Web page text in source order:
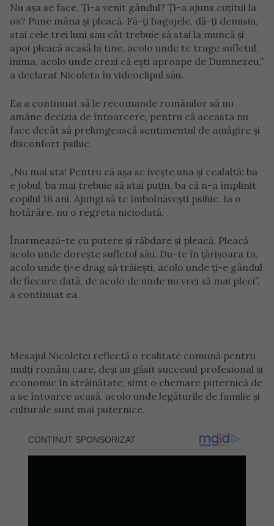
Nu așa se face. Ți-a venit gândul? Ți-a ajuns cuțitul la
os? Pune mâna și pleacă. Fă-ți bagajele, dă-ți demisia,
stai cele trei luni sau cât trebuie să stai la muncă și
apoi pleacă acasă la tine, acolo unde te trage sufletul,
inima, acolo unde crezi că ești aproape de Dumnezeu,”
a declarat Nicoleta în videoclipul său.
Ea a continuat să le recomande românilor să nu
amâne decizia de întoarcere, pentru că aceasta nu
face decât să prelungească sentimentul de amăgire și
disconfort psihic.
„Nu mai sta! Pentru că așa se ivește una și cealaltă: ba
e jobul, ba mai trebuie să stai puțin, ba că n-a împlinit
copilul 18 ani. Ajungi să te îmbolnăvești psihic. Ia o
hotărâre, nu o regreta niciodată.
Înarmează-te cu putere și răbdare și pleacă. Pleacă
acolo unde dorește sufletul său. Du-te în țărișoara ta,
acolo unde ți-e drag să trăiești, acolo unde ți-e gândul
de fiecare dată, de acolo de unde nu vrei să mai pleci”,
a continuat ea.
Mesajul Nicoletei reflectă o realitate comună pentru
mulți români care, deși au găsit succesul profesional și
economic în străinătate, simt o chemare puternică de
a se întoarce acasă, acolo unde legăturile de familie și
culturale sunt mai puternice.